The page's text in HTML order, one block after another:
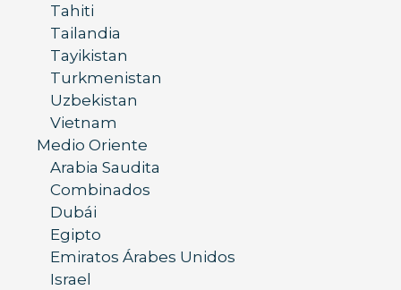
Tahiti
Tailandia
Tayikistan
Turkmenistan
Uzbekistan
Vietnam
Medio Oriente
Arabia Saudita
Combinados
Dubái
Egipto
Emiratos Árabes Unidos
Israel